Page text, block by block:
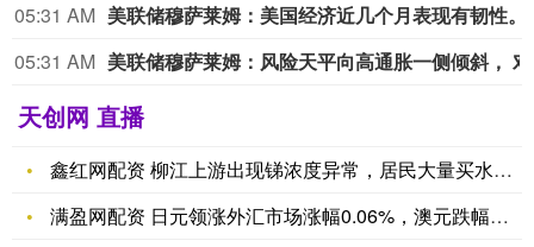
05:31 AM
05:31 AM
天创网 直播
鑫红网配资 柳江上游出现锑浓度异常，居民大量买水致多家超市桶
满盈网配资 日元领涨外汇市场涨幅0.06%，澳元跌幅居首达0